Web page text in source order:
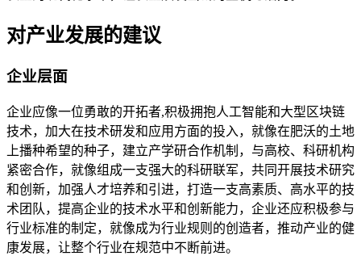
对产业发展的建议
企业层面
企业应像一位勇敢的开拓者,积极拥抱人工智能和大型区块链
技术，加大在技术研发和应用方面的投入，就像在肥沃的土地
上播种希望的种子，建立产学研合作机制，与高校、科研机构
紧密合作，就像组成一支强大的科研联军，共同开展技术研究
和创新，加强人才培养和引进，打造一支高素质、高水平的技
术团队，提高企业的技术水平和创新能力，企业还应积极参与
行业标准的制定，就像成为行业规则的创造者，推动产业的健
康发展，让整个行业在规范中不断前进。